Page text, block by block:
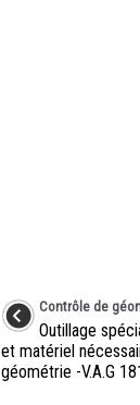
Contrôle de
Outillage
et matériel
géométrie -V.A.G